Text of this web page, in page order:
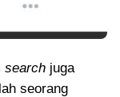
search juga
seorang